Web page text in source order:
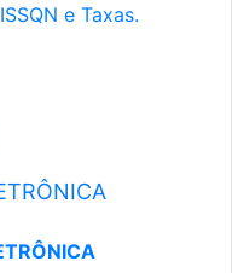
e Taxas.